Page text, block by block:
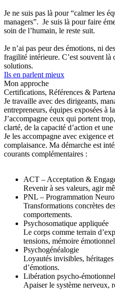
Je ne suis pas là pour “calmer les
managers”. Je suis là pour faire
soin de l’humain, le reste suit.
Je n’ai pas peur des émotions, ni
fragilité intérieure. C’est souvent là
solutions.
Ils en parlent mieux
Mon approche
Certifications, Références &
Je travaille avec des dirigeants,
entrepreneurs, équipes exposées à
J’accompagne ceux qui portent
clarté, de la capacité d’action et
Je les accompagne avec exigence
complaisance. Ma démarche est
courants complémentaires :
ACT – Acceptation &
Revenir à ses valeurs, agir
PNL – Programmation
Transformations concrètes
comportements.
Psychosomatique appliquée
Le corps comme terrain
tensions, mémoire
Psychogénéalogie
Loyautés invisibles,
d’émotions.
Libération psycho-
Apaiser le système nerveux,